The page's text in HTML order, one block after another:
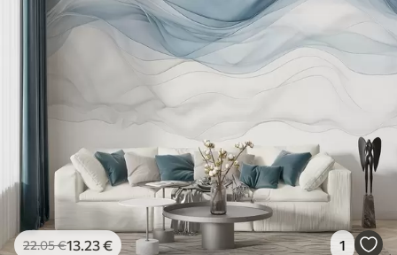
22.05€13 .23€ 1